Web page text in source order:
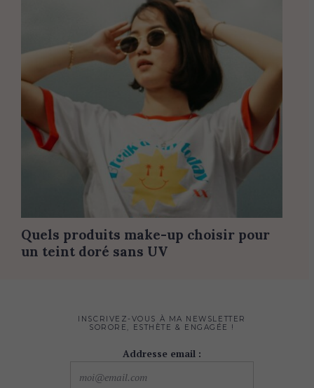
Quels produits make-up choisir pour
un teint doré sans UV
INSCRIVEZ-VOUS À MA NEWSLETTER
SORORE, ESTHÈTE & ENGAGÉE !
Addresse email :